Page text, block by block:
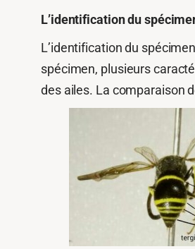
L’identification du
L’identification du
spécimen, plusieurs
des ailes. La comparaison